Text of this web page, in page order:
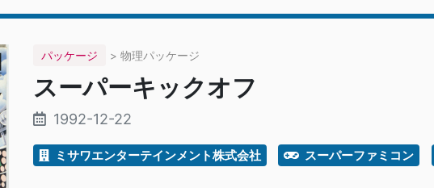
パッケージ > 物理パッケージ
スーパーキックオフ
1992-12-22
ミサワエンターテインメント株式会社 スーパーファミコン